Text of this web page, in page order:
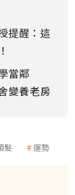
提醒：這
當鄰
變養老房
髮 運勢